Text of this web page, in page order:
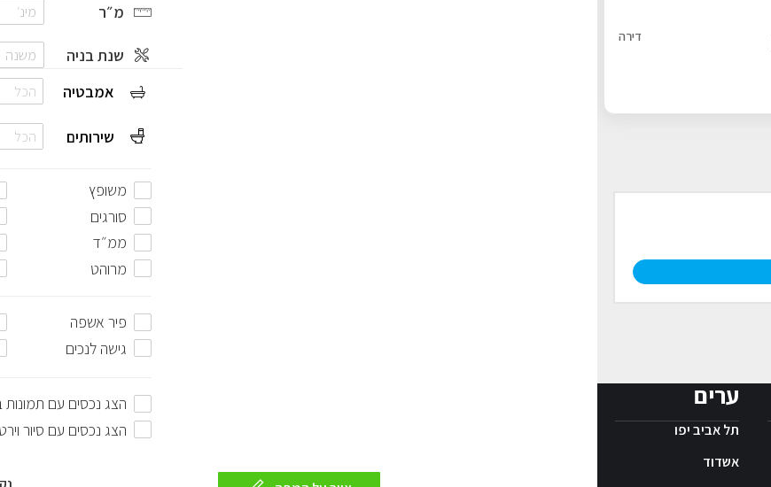
דירה
ערים
תל אביב יפו
אשדוד
מ״ר
שנת בניה
אמבטיה
הכל
שירותים הכל
משופץ
סורגים
ממ״ד
מרוהט
פיר אשפה
גישה לנכים
הצג נכסים עם
הצג נכסים עם סיור